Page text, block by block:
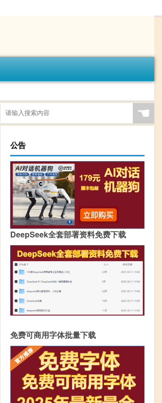
☚
公告
DeepSeek全套部署资料免费下载
免费可商用字体批量下载